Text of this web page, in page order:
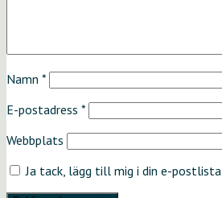
Namn *
E-postadress *
Webbplats
Ja tack, lägg till mig i din e-postlista